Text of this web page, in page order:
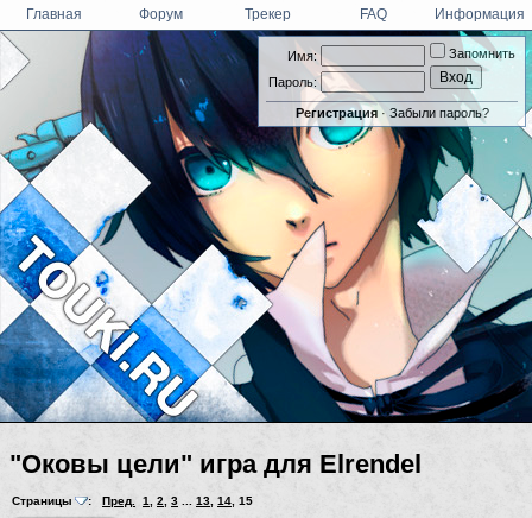
Имя:
Пароль:
Запомнить
Регистрация· Забыли пароль?
Главная Форум Трекер FAQ Информация
"Оковы цели" игра для Elrendel
Страницы : Пред. 1, 2, 3 ... 13, 14, 15